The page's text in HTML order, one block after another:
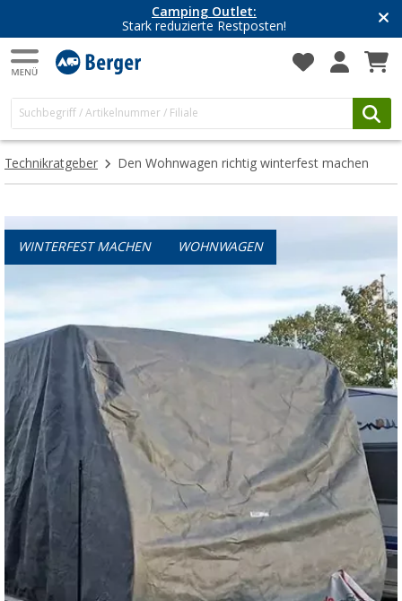
Camping Outlet:
Stark reduzierte Restposten!
Technikratgeber Den Wohnwagen richtig winterfest machen
WINTERFEST MACHEN WOHNWAGEN